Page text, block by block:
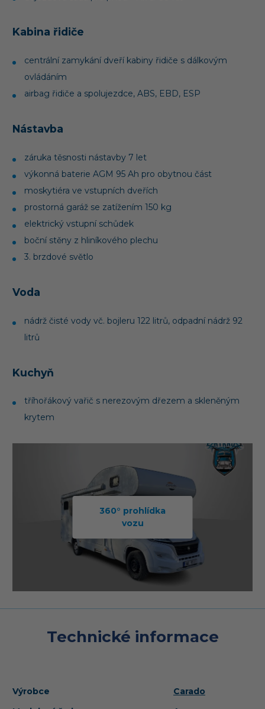
Kabina řidiče
centrální zamykání dveří kabiny řidiče s dálkovým
ovládáním
airbag řidiče a spolujezdce, ABS, EBD, ESP
Nástavba
záruka těsnosti nástavby 7 let
výkonná baterie AGM 95 Ah pro obytnou část
moskytiéra ve vstupních dveřích
prostorná garáž se zatížením 150 kg
elektrický vstupní schůdek
boční stěny z hliníkového plechu
3. brzdové světlo
Voda
nádrž čisté vody vč. bojleru 122 litrů, odpadní nádrž 92
litrů
Kuchyň
tříhořákový vařič s nerezovým dřezem a skleněným
krytem
360° prohlídka
vozu
Technické informace
Výrobce
Carado